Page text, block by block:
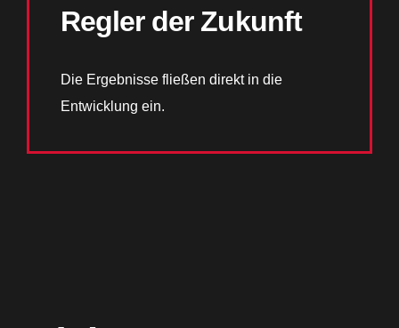
Regler der Zukunft
Die Ergebnisse fließen direkt in die
Entwicklung ein.